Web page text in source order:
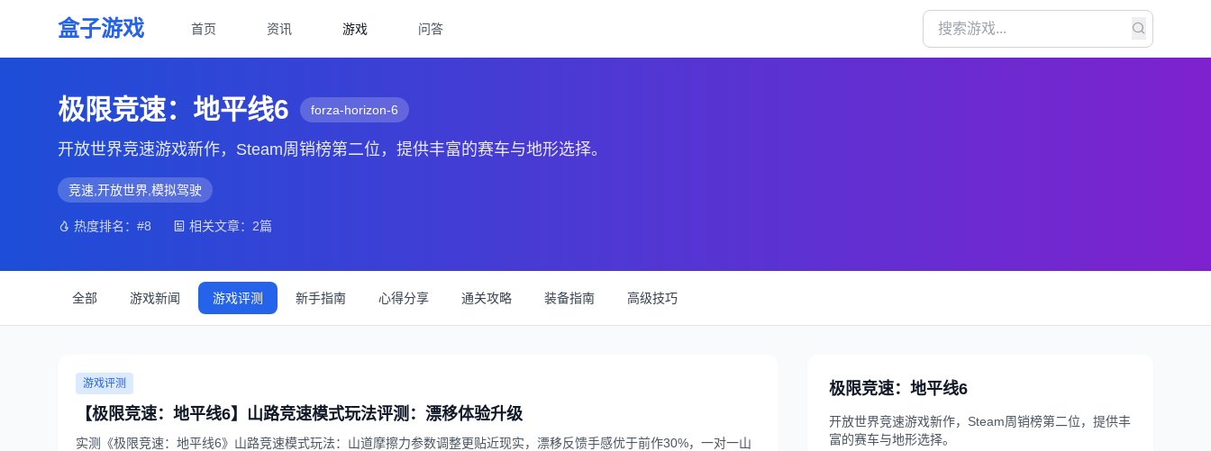
盒子游戏 首页 资讯 游戏 问答
极限竞速：地平线6 forza-horizon-6
开放世界竞速游戏新作，Steam周销榜第二位，提供丰富的赛车与地形选择。
竞速,开放世界,模拟驾驶
热度排名：#8 相关文章：2篇
全部 游戏新闻 游戏评测 新手指南 心得分享 通关攻略 装备指南 高级技巧
游戏评测
【极限竞速：地平线6】山路竞速模式玩法评测：漂移体验升级
实测《极限竞速：地平线6》山路竞速模式玩法：山道摩擦力参数调整更贴近现实，漂移反馈手感优于前作30%，一对一山
极限竞速：地平线6
开放世界竞速游戏新作，Steam周销榜第二位，提供丰
富的赛车与地形选择。